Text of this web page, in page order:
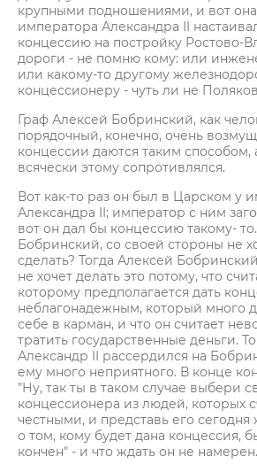
крупными подношениями, и вот
императора Александра II
концессию на постройку Ростово-
дороги - не помню кому: или
или какому-то другому
концессионеру - чуть ли не
Граф Алексей Бобринский, как
порядочный, конечно, очень
концессии даются таким способом,
всячески этому сопротивлялся.
Вот как-то раз он был в Царском у
Александра II; император с ним
вот он дал бы концессию такому-
Бобринский, со своей стороны не
сделать? Тогда Алексей
не хочет делать это потому, что
которому предполагается дать
неблагонадежным, который много
себе в карман, и что он считает
тратить государственные деньги.
Александр II рассердился на
ему много неприятного. В конце
"Ну, так ты в таком случае выбери
концессионера из людей, которых
честными, и представь его
о том, кому будет дана концессия,
кончен" - и что ждать он не намерен.